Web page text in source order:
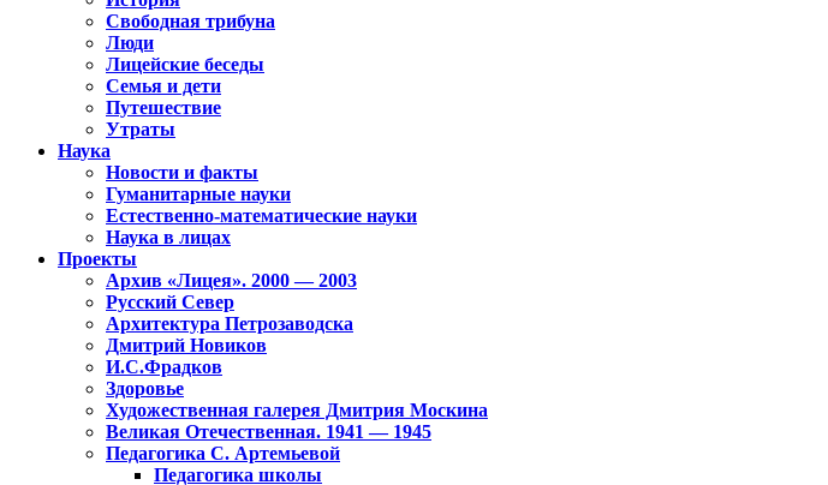
Свободная трибуна
Люди
Лицейские беседы
Семья и дети
Путешествие
Утраты
Наука
Новости и факты
Гуманитарные науки
Естественно-математические науки
Наука в лицах
Проекты
Архив «Лицея». 2000 — 2003
Русский Север
Архитектура Петрозаводска
Дмитрий Новиков
И.С.Фрадков
Здоровье
Художественная галерея Дмитрия Москина
Великая Отечественная. 1941 — 1945
Педагогика С. Артемьевой
Педагогика школы